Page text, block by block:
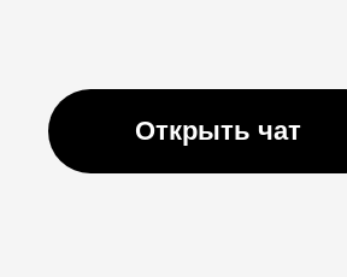
Открыть чат